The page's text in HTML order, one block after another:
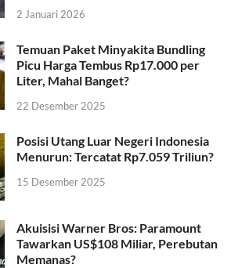
2 Januari 2026
Temuan Paket Minyakita Bundling
Picu Harga Tembus Rp17.000 per
Liter, Mahal Banget?
22 Desember 2025
Posisi Utang Luar Negeri Indonesia
Menurun: Tercatat Rp7.059 Triliun?
15 Desember 2025
Akuisisi Warner Bros: Paramount
Tawarkan US$108 Miliar, Perebutan
Memanas?